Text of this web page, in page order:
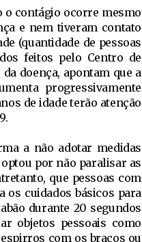
o contágio ocorre mesmo
e nem tiveram contato
(quantidade de pessoas
feitos pelo Centro de
doença, apontam que a
progressivamente
de idade terão atenção
a não adotar medidas
por não paralisar as
que pessoas com
os cuidados básicos para
durante 20 segundos
objetos pessoais como
com os braços ou